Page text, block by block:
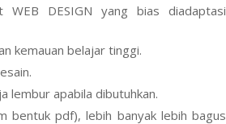
WEB DESIGN yang bias diadaptasi
kemauan belajar tinggi.
lembur apabila dibutuhkan.
bentuk pdf), lebih banyak lebih bagus